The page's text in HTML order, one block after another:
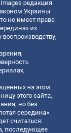
редакция
Украины
не имеет права
их
на этом
этого сайта,
но без
середина»
считаться:
последующее